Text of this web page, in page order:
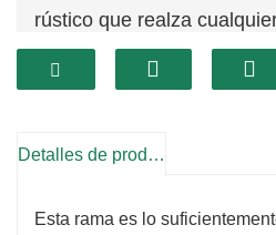
rústico que realza
Su tamaño compacto lo
proyectos de decoración
Detalles de producto
Esta rama es lo